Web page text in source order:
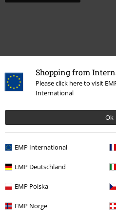
Shopping from
Please click here to visit
International
Ok
EMP International
EMP Deutschland
EMP Polska
EMP Norge
Altre Categorie. Altre Scelte.
Abbigliamento & accessori
Marchi di abbigliamento
Marchi di abbigliamento Guru Shop
Stile